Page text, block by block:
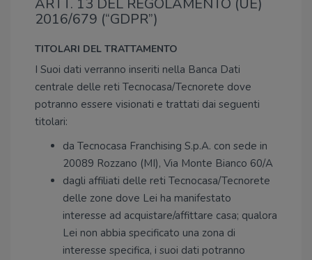
ARTT. 13 DEL REGOLAMENTO (UE)
2016/679 (“GDPR”)
TITOLARI DEL TRATTAMENTO
I Suoi dati verranno inseriti nella Banca Dati
centrale delle reti Tecnocasa/Tecnorete dove
potranno essere visionati e trattati dai seguenti
titolari:
da Tecnocasa Franchising S.p.A. con sede in
20089 Rozzano (MI), Via Monte Bianco 60/A
dagli affiliati delle reti Tecnocasa/Tecnorete
delle zone dove Lei ha manifestato
interesse ad acquistare/affittare casa; qualora
Lei non abbia specificato una zona di
interesse specifica, i suoi dati potranno